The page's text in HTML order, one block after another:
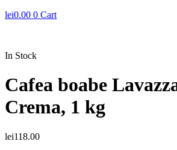
lei0.00 0 Cart
In Stock
Cafea boabe
Crema, 1 kg
lei118.00